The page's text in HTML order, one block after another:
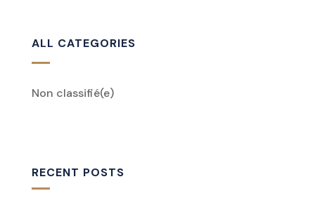
ALL CATEGORIES
Non classifié(e)
RECENT POSTS